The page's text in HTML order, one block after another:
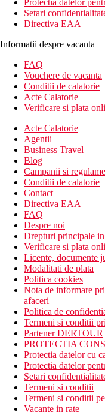
Protectia datelor
Setari
Directiva EAA
Informatii despre vacanta
FAQ
Vouchere de vacanta
Conditii de calatorie
Acte Calatorie
Verificare si plata
Acte Calatorie
Agentii
Business Travel
Blog
Campanii si
Conditii de calatorie
Contact
Directiva EAA
FAQ
Despre noi
Drepturi principale
Verificare si plata
Licente, documente
Modalitati de plata
Politica cookies
Nota de informare
afaceri
Politica de
Termeni si conditii
Partener DERTOUR
PROTECTIA
Protectia datelor cu
Protectia datelor
Setari
Termeni si conditii
Termeni si conditii
Vacante in rate